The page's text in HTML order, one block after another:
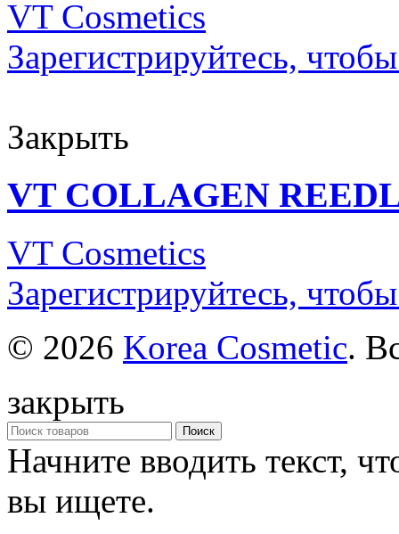
VT Cosmetics
Зарегистрируйтесь,
Закрыть
VT COLLAGEN
VT Cosmetics
Зарегистрируйтесь,
© 2026 Korea Cosmetic.
закрыть
Поиск
Начните вводить текст,
вы ищете.